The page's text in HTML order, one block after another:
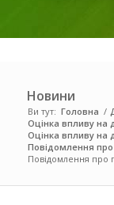
Новини
Ви тут: Головна /
Оцінка впливу на
Оцінка впливу на
Повідомлення про
Повідомлення про